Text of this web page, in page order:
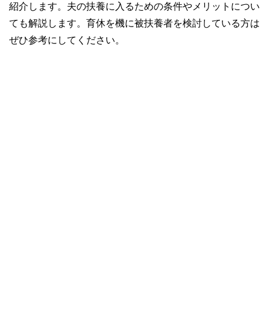
紹介します。夫の扶養に入るための条件やメリットについ
ても解説します。育休を機に被扶養者を検討している方は
ぜひ参考にしてください。